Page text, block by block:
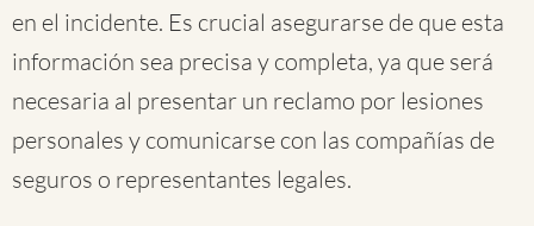
en el incidente. Es crucial asegurarse de que esta
información sea precisa y completa, ya que será
necesaria al presentar un reclamo por lesiones
personales y comunicarse con las compañías de
seguros o representantes legales.